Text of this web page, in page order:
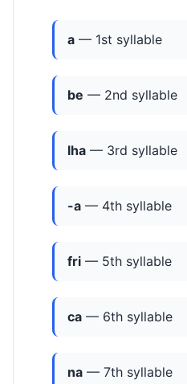
a — 1st syllable
be — 2nd syllable
lha — 3rd syllable
-a — 4th syllable
fri — 5th syllable
ca — 6th syllable
na — 7th syllable